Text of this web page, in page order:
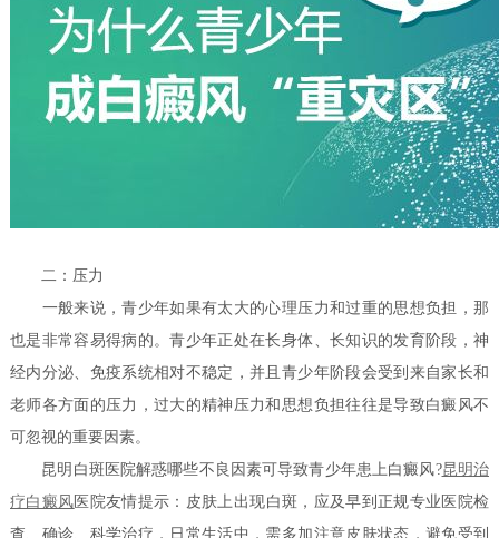
二：压力
一般来说，青少年如果有太大的心理压力和过重的思想负担，那
也是非常容易得病的。青少年正处在长身体、长知识的发育阶段，神
经内分泌、免疫系统相对不稳定，并且青少年阶段会受到来自家长和
老师各方面的压力，过大的精神压力和思想负担往往是导致白癜风不
可忽视的重要因素。
昆明白斑医院解惑哪些不良因素可导致青少年患上白癜风?昆明治
疗白癜风 医院友情提示：皮肤上出现白斑，应及早到正规专业医院检
查、确诊、科学治疗，日常生活中，需多加注意皮肤状态，避免受到